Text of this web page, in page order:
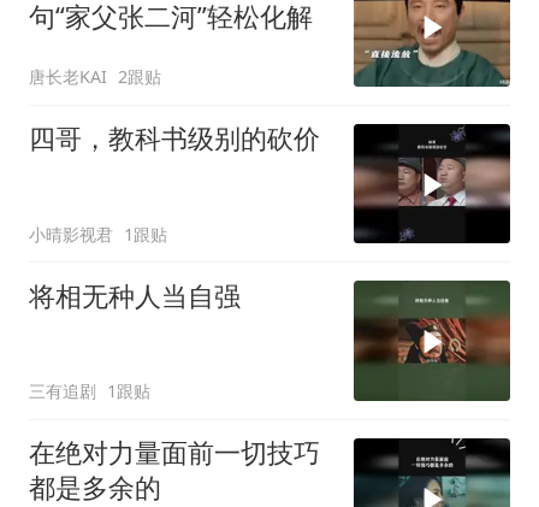
句“家父张二河”轻松化解
唐长老KAI 2跟贴
四哥，教科书级别的砍价
小晴影视君 1跟贴
将相无种人当自强
三有追剧 1跟贴
在绝对力量面前一切技巧
都是多余的